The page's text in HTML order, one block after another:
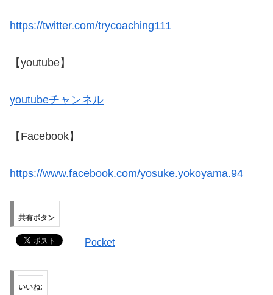
https://twitter.com/trycoaching111
【youtube】
youtubeチャンネル
【Facebook】
https://www.facebook.com/yosuke.yokoyama.94
共有ボタン
Pocket
いいね: